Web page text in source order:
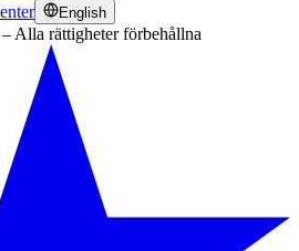
English
Alla rättigheter förbehållna